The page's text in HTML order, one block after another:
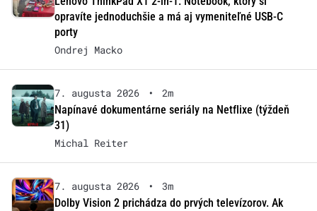
opravíte jednoduchšie a má aj vymeniteľné USB-C
porty
Ondrej Macko
7. augusta 2026 •
2m
Napínavé dokumentárne seriály na Netflixe (týždeň
31)
Michal Reiter
7. augusta 2026 •
3m
Dolby Vision 2 prichádza do prvých televízorov. Ak